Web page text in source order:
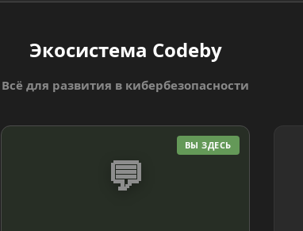
Экосистема Codeby
Всё для развития в кибербезопасности
ВЫ ЗДЕСЬ
💬